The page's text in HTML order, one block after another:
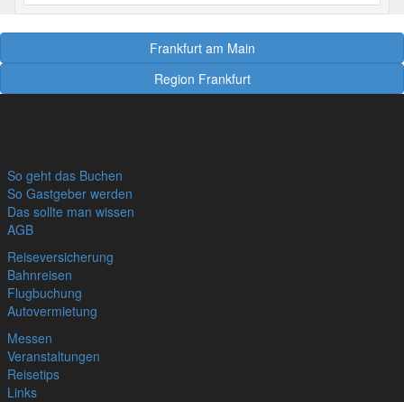
Frankfurt am Main
Region Frankfurt
So geht das Buchen
So Gastgeber werden
Das sollte man wissen
AGB
Reiseversicherung
Bahnreisen
Flugbuchung
Autovermietung
Messen
Veranstaltungen
Reisetips
Links